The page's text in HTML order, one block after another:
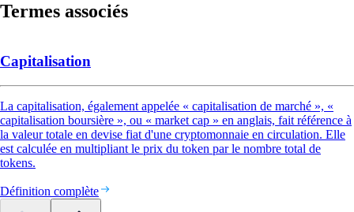
Termes associés
Capitalisation
La capitalisation, également appelée « capitalisation de marché », «
capitalisation boursière », ou « market cap » en anglais, fait référence à
la valeur totale en devise fiat d'une cryptomonnaie en circulation. Elle
est calculée en multipliant le prix du token par le nombre total de
tokens.
Définition complète